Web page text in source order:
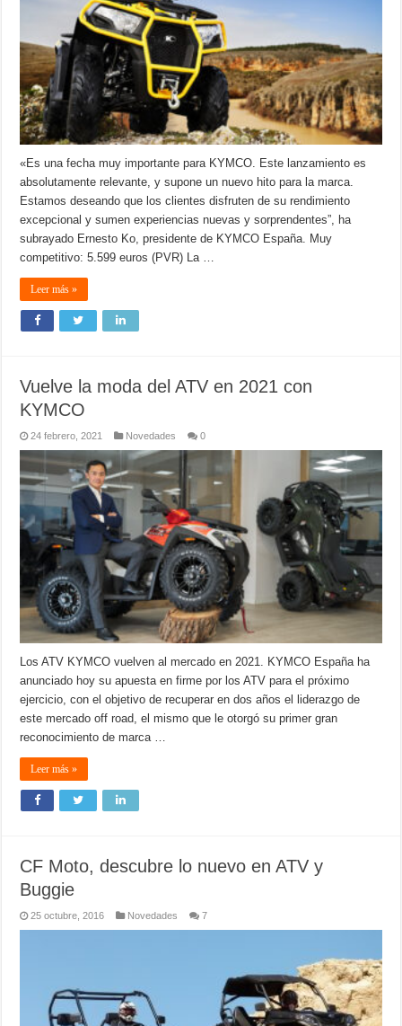
«Es una fecha muy importante para KYMCO. Este lanzamiento es
absolutamente relevante, y supone un nuevo hito para la marca.
Estamos deseando que los clientes disfruten de su rendimiento
excepcional y sumen experiencias nuevas y sorprendentes”, ha
subrayado Ernesto Ko, presidente de KYMCO España. Muy
competitivo: 5.599 euros (PVR) La …
Leer más »
Vuelve la moda del ATV en 2021 con
KYMCO
24 febrero, 2021 Novedades 0
Los ATV KYMCO vuelven al mercado en 2021. KYMCO España ha
anunciado hoy su apuesta en firme por los ATV para el próximo
ejercicio, con el objetivo de recuperar en dos años el liderazgo de
este mercado off road, el mismo que le otorgó su primer gran
reconocimiento de marca …
Leer más »
CF Moto, descubre lo nuevo en ATV y
Buggie
25 octubre, 2016 Novedades 7